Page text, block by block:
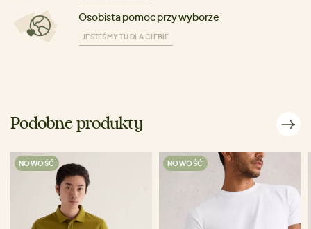
Osobista pomoc przy wyborze
JESTEŚMY TU DLA CIEBIE
Podobne produkty
NOWOŚĆ NOWOŚĆ